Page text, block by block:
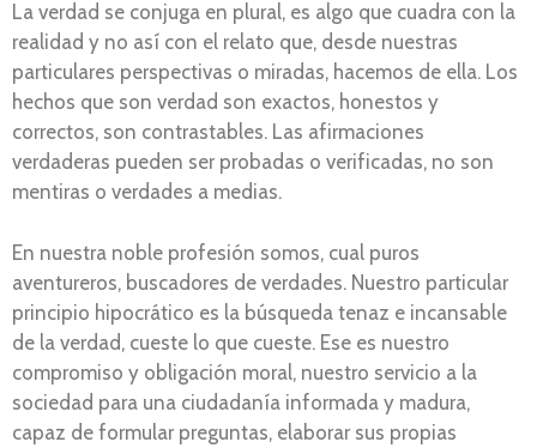
La verdad se conjuga en plural, es algo que cuadra con la
realidad y no así con el relato que, desde nuestras
particulares perspectivas o miradas, hacemos de ella. Los
hechos que son verdad son exactos, honestos y
correctos, son contrastables. Las afirmaciones
verdaderas pueden ser probadas o verificadas, no son
mentiras o verdades a medias.
En nuestra noble profesión somos, cual puros
aventureros, buscadores de verdades. Nuestro particular
principio hipocrático es la búsqueda tenaz e incansable
de la verdad, cueste lo que cueste. Ese es nuestro
compromiso y obligación moral, nuestro servicio a la
sociedad para una ciudadanía informada y madura,
capaz de formular preguntas, elaborar sus propias